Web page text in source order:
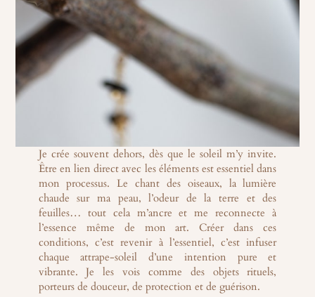
Je crée souvent dehors, dès que le soleil m’y invite.
Être en lien direct avec les éléments est essentiel dans
mon processus. Le chant des oiseaux, la lumière
chaude sur ma peau, l’odeur de la terre et des
feuilles… tout cela m’ancre et me reconnecte à
l’essence même de mon art. Créer dans ces
conditions, c’est revenir à l’essentiel, c’est infuser
chaque attrape-soleil d’une intention pure et
vibrante. Je les vois comme des objets rituels,
porteurs de douceur, de protection et de guérison.